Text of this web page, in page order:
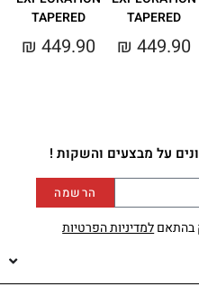
TAPERED
₪ 449.90
TAPERED
₪ 449.90
על מבצעים והשקות !
בהתאםלמדיניות הפרטיות
הרשמה